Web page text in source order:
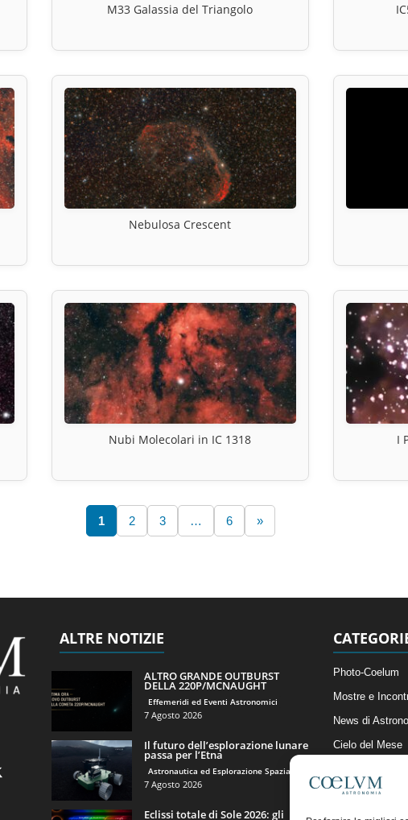
M33 Galassia del Triangolo
Nebulosa Crescent
Nubi Molecolari in IC 1318 I
1 2 3 … 6 »
ALTRE NOTIZIE
ALTRO GRANDE OUTBURST
DELLA 220P/MCNAUGHT
Effemeridi ed Eventi Astronomici
7 Agosto 2026
Il futuro dell’esplorazione lunare
passa per l’Etna
Astronautica ed Esplorazione Spaziale
7 Agosto 2026
Eclissi totale di Sole 2026: gli
Photo-Coelum
Mostre e
News di
Cielo del Mese
Articoli e
Il Blog della